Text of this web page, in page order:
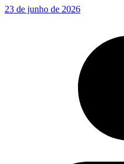
23 de junho de 2026